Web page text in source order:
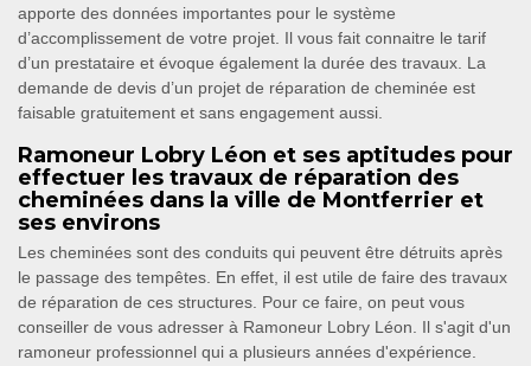
apporte des données importantes pour le système
d’accomplissement de votre projet. Il vous fait connaitre le tarif
d’un prestataire et évoque également la durée des travaux. La
demande de devis d’un projet de réparation de cheminée est
faisable gratuitement et sans engagement aussi.
Ramoneur Lobry Léon et ses aptitudes pour
effectuer les travaux de réparation des
cheminées dans la ville de Montferrier et
ses environs
Les cheminées sont des conduits qui peuvent être détruits après
le passage des tempêtes. En effet, il est utile de faire des travaux
de réparation de ces structures. Pour ce faire, on peut vous
conseiller de vous adresser à Ramoneur Lobry Léon. Il s'agit d'un
ramoneur professionnel qui a plusieurs années d'expérience.